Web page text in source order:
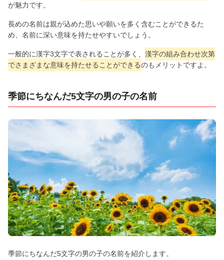
が魅力です。
長めの名前は親が込めた思いや願いを多く含むことができるた
め、名前に深い意味を持たせやすいでしょう。
一般的に漢字3文字で表されることが多く、 漢字の組み合わせ次第
でさまざまな意味を持たせることができるのもメリットですよ。
季節にちなんだ5文字の男の子の名前
季節にちなんだ5文字の男の子の名前を紹介します。